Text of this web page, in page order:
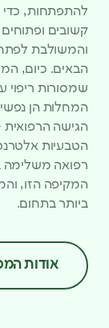
להתפתחות, כדי
קשובים
והמשולבת
הבאים. כיום,
שמסורות ריפוי
המחלות הן
הגישה הרפואית
הטבעיות
רפואה משלימה
המקיפה הזו,
ביותר בתחום.
אודות